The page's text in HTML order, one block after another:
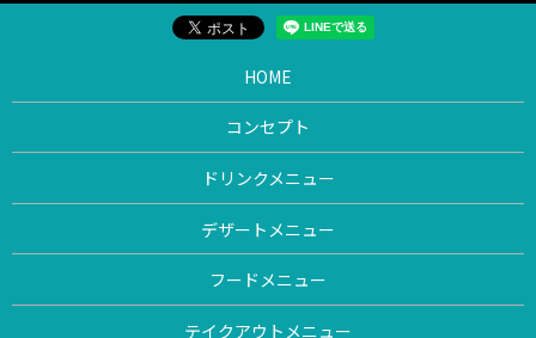
HOME
コンセプト
ドリンクメニュー
デザートメニュー
フードメニュー
テイクアウトメニュー